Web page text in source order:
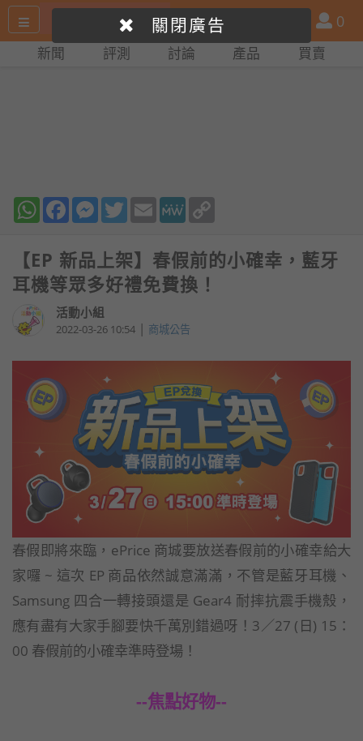
尋
產
品
比
會
員
0
新聞 評測 討論 產品 買賣
WhatsAppFacebookMessenger
TwitterEmail MeWe
【EP 新品上架】春假前的小確幸，藍牙
耳機等眾多好禮免費換！
活動小組
2022-03-26 10:54 | 商城公告
春假即將來臨，ePrice 商城要放送春假前的小確幸給大
家囉 ~ 這次 EP 商品依然誠意滿滿，不管是藍牙耳機、
Samsung 四合一轉接頭還是 Gear4 耐摔抗震手機殼，
應有盡有大家手腳要快千萬別錯過呀！3／27 (日) 15：
00 春假前的小確幸準時登場！
--焦點好物--
關閉廣告